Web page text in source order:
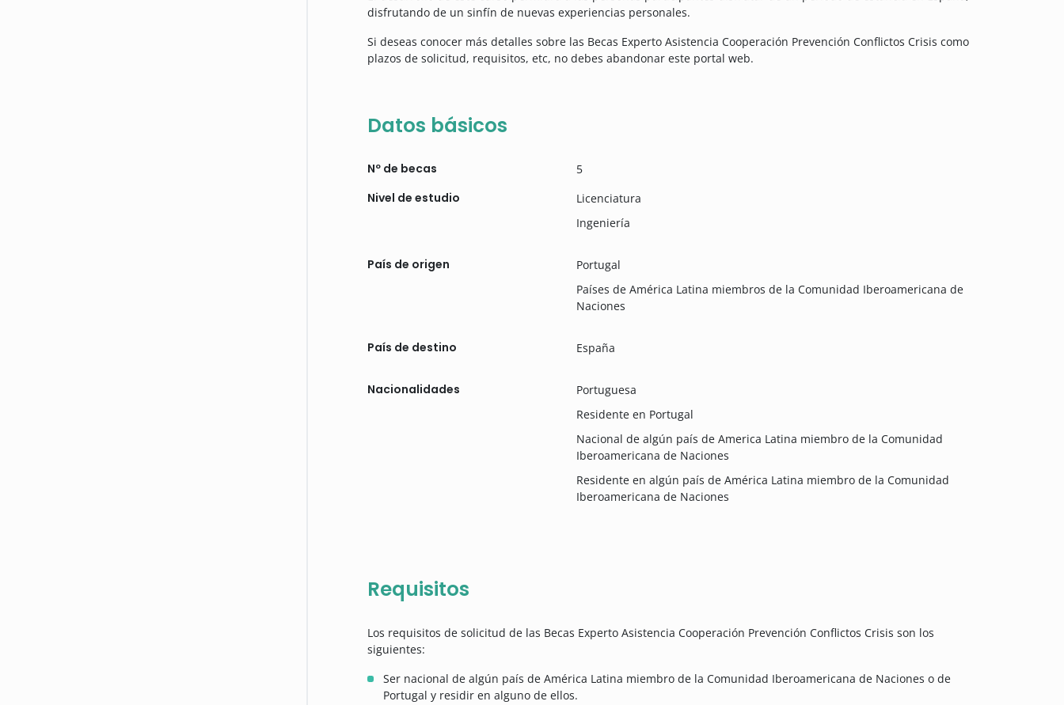
disfrutando de un sinfín de nuevas experiencias personales.
Si deseas conocer más detalles sobre las Becas Experto Asistencia Cooperación Prevención Conflictos Crisis como
plazos de solicitud, requisitos, etc, no debes abandonar este portal web.
Datos básicos
Nº de becas 5
Nivel de estudio
Licenciatura
Ingeniería
País de origen
Portugal
Países de América Latina miembros de la Comunidad Iberoamericana de
Naciones
País de destino España
Nacionalidades
Portuguesa
Residente en Portugal
Nacional de algún país de America Latina miembro de la Comunidad
Iberoamericana de Naciones
Residente en algún país de América Latina miembro de la Comunidad
Iberoamericana de Naciones
Requisitos
Los requisitos de solicitud de las Becas Experto Asistencia Cooperación Prevención Conflictos Crisis son los
siguientes:
Ser nacional de algún país de América Latina miembro de la Comunidad Iberoamericana de Naciones o de
Portugal y residir en alguno de ellos.